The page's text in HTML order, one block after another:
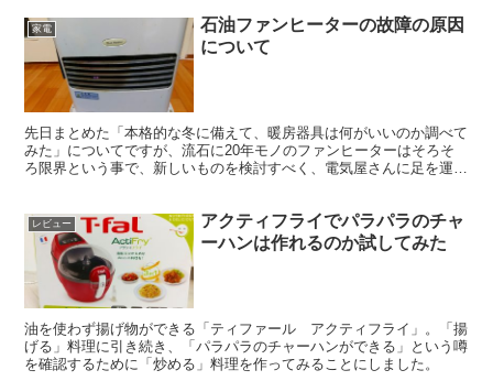
家電
石油ファンヒーターの故障の原因
について
先日まとめた「本格的な冬に備えて、暖房器具は何がいいのか調べて
みた」についてですが、流石に20年モノのファンヒーターはそろそ
ろ限界という事で、新しいものを検討すべく、電気屋さんに足を運ん
レビュー
アクティフライでパラパラのチャ
ーハンは作れるのか試してみた
油を使わず揚げ物ができる「ティファール アクティフライ」。「揚
げる」料理に引き続き、「パラパラのチャーハンができる」という噂
を確認するために「炒める」料理を作ってみることにしました。